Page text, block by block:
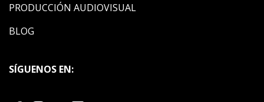
PRODUCCIÓN AUDIOVISUAL
BLOG
SÍGUENOS EN: